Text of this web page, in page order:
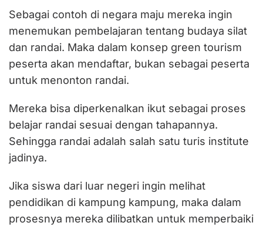
Sebagai contoh di negara maju mereka ingin
menemukan pembelajaran tentang budaya silat
dan randai. Maka dalam konsep green tourism
peserta akan mendaftar, bukan sebagai peserta
untuk menonton randai.
Mereka bisa diperkenalkan ikut sebagai proses
belajar randai sesuai dengan tahapannya.
Sehingga randai adalah salah satu turis institute
jadinya.
Jika siswa dari luar negeri ingin melihat
pendidikan di kampung kampung, maka dalam
prosesnya mereka dilibatkan untuk memperbaiki